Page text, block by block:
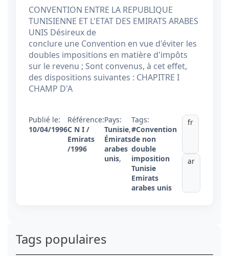
CONVENTION ENTRE LA REPUBLIQUE
TUNISIENNE ET L'ETAT DES EMIRATS ARABES
UNIS Désireux de
conclure une Convention en vue d'éviter les
doubles impositions en matière d'impôts
sur le revenu ; Sont convenus, à cet effet,
des dispositions suivantes : CHAPITRE I
CHAMP D'A
Publié le:
10/04/1996
Référence:
C N I /
Emirats
/1996
Pays:
Tunisie,
Émirats
arabes
unis,
Tags:
#Convention
de non
double
imposition
Tunisie
Emirats
arabes unis
fr
ar
Tags populaires